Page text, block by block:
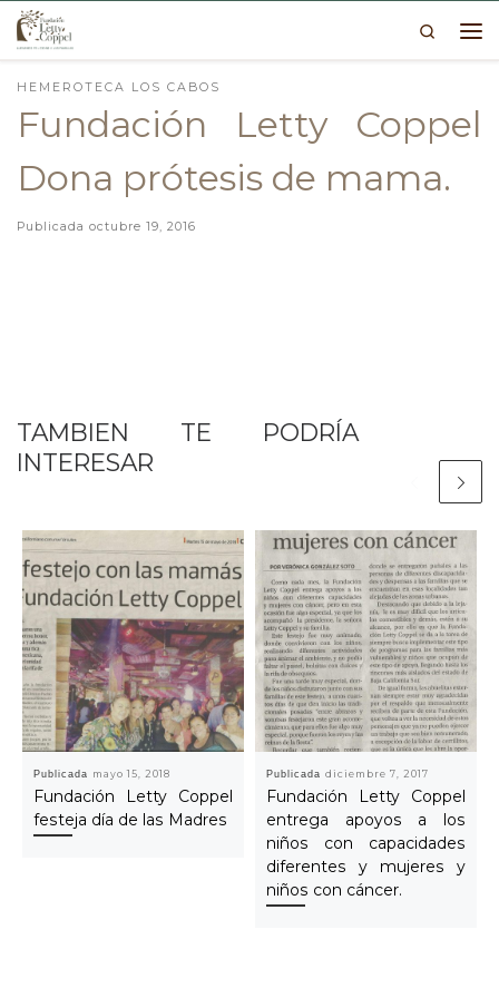
Skip to content
Search
HEMEROTECA LOS CABOS
Fundación Letty Coppel
Dona prótesis de mama.
Publicada octubre 19, 2016
TAMBIEN TE PODRÍA
INTERESAR
Publicada mayo 15, 2018
Fundación Letty Coppel
festeja día de las Madres
Publicadadiciembre 7, 2017
Fundación Letty Coppel
entrega apoyos a los
niños con capacidades
diferentes y mujeres y
niños con cáncer.